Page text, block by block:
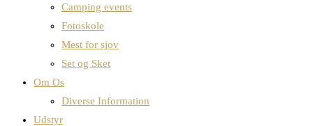
Camping events
Fotoskole
Mest for sjov
Set og Sket
Om Os
Diverse Information
Udstyr